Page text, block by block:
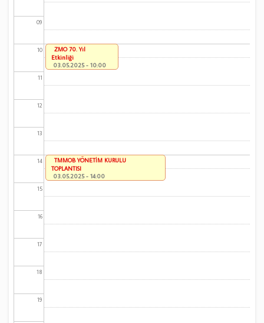
09
10
11
12
13
14
15
16
17
18
19
ZMO 70. Yıl
Etkinliği
03.05.2025 - 10:00
TMMOB YÖNETİM KURULU
TOPLANTISI
03.05.2025 - 14:00